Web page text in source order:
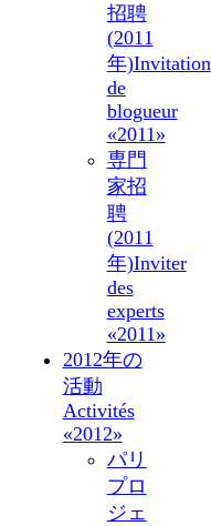
招聘
(2011
年)Invitation
de
blogueur
«2011»
専門
家招
聘
(2011
年)Inviter
des
experts
«2011»
2012年の
活動
Activités
«2012»
パリ
プロ
ジェ